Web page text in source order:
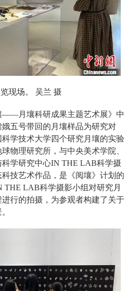
现场。 吴兰 摄
——月壤科研成果主题艺术展》中
五号带回的月壤样品为研究对
学技术大学四个研究月壤的实验
物理研究所，与中央美术学院、
学研究中心IN THE LAB科学摄
技艺术作品，是《阅壤》计划的
THE LAB科学摄影小组对研究月
行的拍摄，为参观者构建了关于